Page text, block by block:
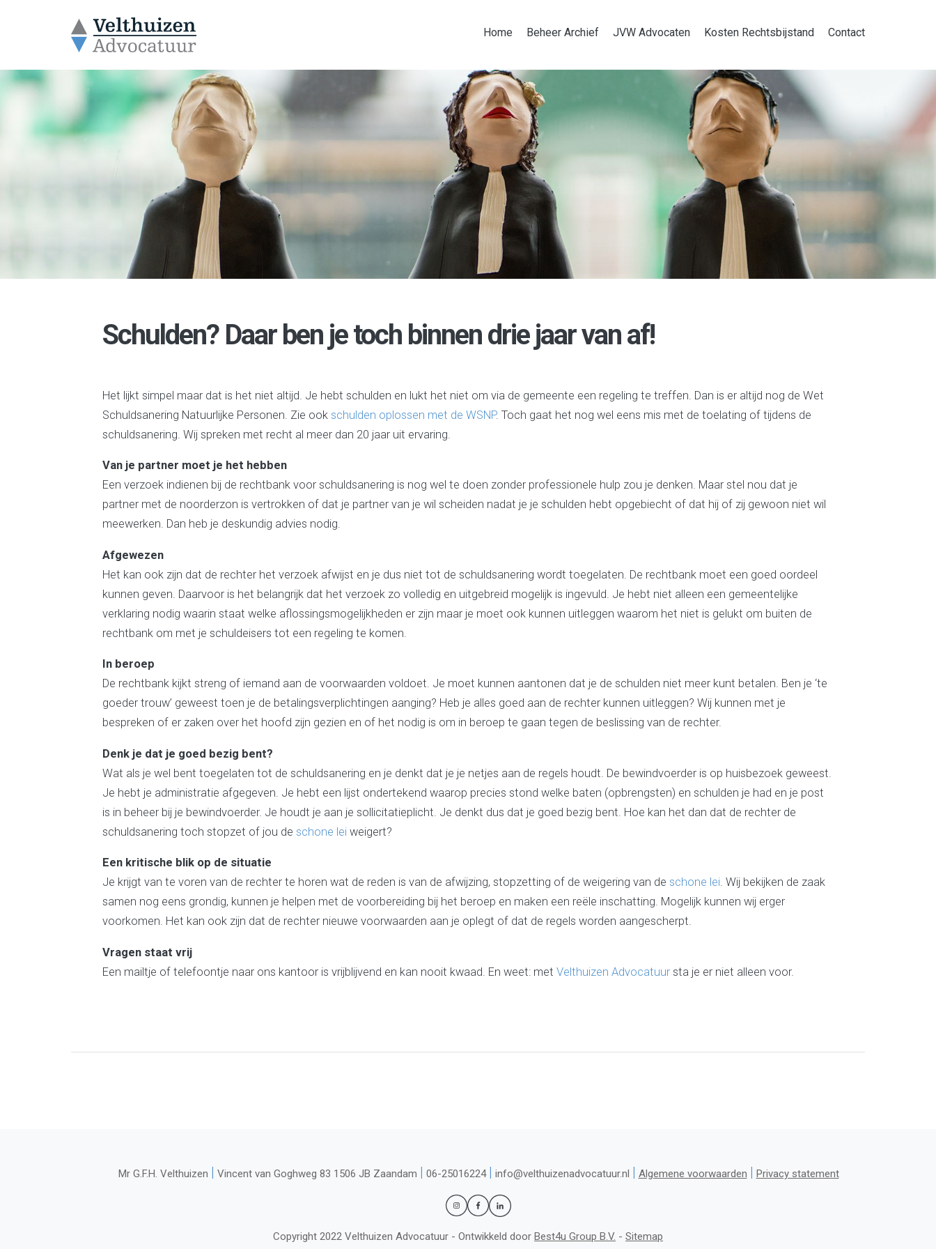
Home Beheer Archief JVW Advocaten Kosten Rechtsbijstand Contact
Schulden? Daar ben je toch binnen drie jaar van af!
Het lijkt simpel maar dat is het niet altijd. Je hebt schulden en lukt het niet om via de gemeente een regeling te treffen. Dan is er altijd nog de Wet
Schuldsanering Natuurlijke Personen. Zie ook schulden oplossen met de WSNP. Toch gaat het nog wel eens mis met de toelating of tijdens de
schuldsanering. Wij spreken met recht al meer dan 20 jaar uit ervaring.
Van je partner moet je het hebben
Een verzoek indienen bij de rechtbank voor schuldsanering is nog wel te doen zonder professionele hulp zou je denken. Maar stel nou dat je
partner met de noorderzon is vertrokken of dat je partner van je wil scheiden nadat je je schulden hebt opgebiecht of dat hij of zij gewoon niet wil
meewerken. Dan heb je deskundig advies nodig.
Afgewezen
Het kan ook zijn dat de rechter het verzoek afwijst en je dus niet tot de schuldsanering wordt toegelaten. De rechtbank moet een goed oordeel
kunnen geven. Daarvoor is het belangrijk dat het verzoek zo volledig en uitgebreid mogelijk is ingevuld. Je hebt niet alleen een gemeentelijke
verklaring nodig waarin staat welke aflossingsmogelijkheden er zijn maar je moet ook kunnen uitleggen waarom het niet is gelukt om buiten de
rechtbank om met je schuldeisers tot een regeling te komen.
In beroep
De rechtbank kijkt streng of iemand aan de voorwaarden voldoet. Je moet kunnen aantonen dat je de schulden niet meer kunt betalen. Ben je ‘te
goeder trouw’ geweest toen je de betalingsverplichtingen aanging? Heb je alles goed aan de rechter kunnen uitleggen? Wij kunnen met je
bespreken of er zaken over het hoofd zijn gezien en of het nodig is om in beroep te gaan tegen de beslissing van de rechter.
Denk je dat je goed bezig bent?
Wat als je wel bent toegelaten tot de schuldsanering en je denkt dat je je netjes aan de regels houdt. De bewindvoerder is op huisbezoek geweest.
Je hebt je administratie afgegeven. Je hebt een lijst ondertekend waarop precies stond welke baten (opbrengsten) en schulden je had en je post
is in beheer bij je bewindvoerder. Je houdt je aan je sollicitatieplicht. Je denkt dus dat je goed bezig bent. Hoe kan het dan dat de rechter de
schuldsanering toch stopzet of jou de schone lei weigert?
Een kritische blik op de situatie
Je krijgt van te voren van de rechter te horen wat de reden is van de afwijzing, stopzetting of de weigering van de schone lei. Wij bekijken de zaak
samen nog eens grondig, kunnen je helpen met de voorbereiding bij het beroep en maken een reële inschatting. Mogelijk kunnen wij erger
voorkomen. Het kan ook zijn dat de rechter nieuwe voorwaarden aan je oplegt of dat de regels worden aangescherpt.
Vragen staat vrij
Een mailtje of telefoontje naar ons kantoor is vrijblijvend en kan nooit kwaad. En weet: met Velthuizen Advocatuur sta je er niet alleen voor.
Mr G.F.H. Velthuizen | Vincent van Goghweg 83 1506 JB Zaandam | 06-25016224 | info@velthuizenadvocatuur.nl | Algemene voorwaarden | Privacy statement
Copyright 2022 Velthuizen Advocatuur - Ontwikkeld door Best4u Group B.V. - Sitemap